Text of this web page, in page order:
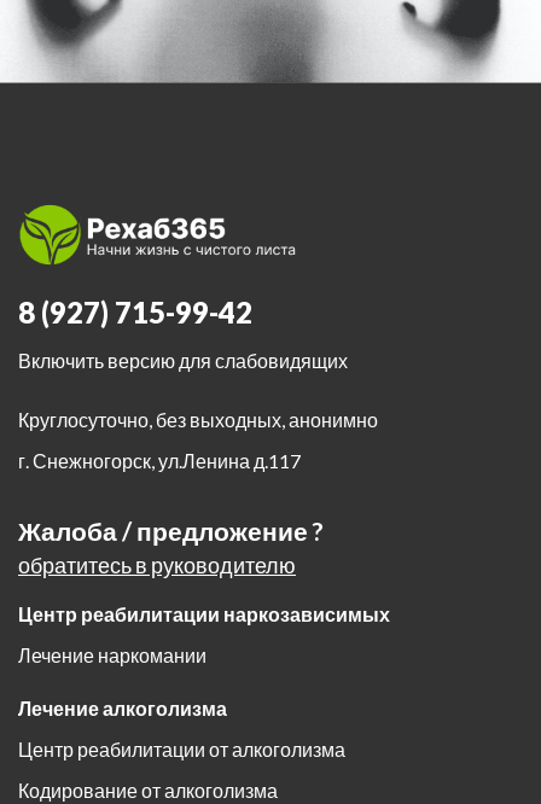
8 (927) 715-99-42
Включить версию для слабовидящих
Круглосуточно, без выходных, анонимно
г. Снежногорск,ул.Ленина д.117
Жалоба / предложение ?
обратитесь в руководителю
Центр реабилитации наркозависимых
Лечение наркомании
Лечение алкоголизма
Центр реабилитации от алкоголизма
Кодирование от алкоголизма